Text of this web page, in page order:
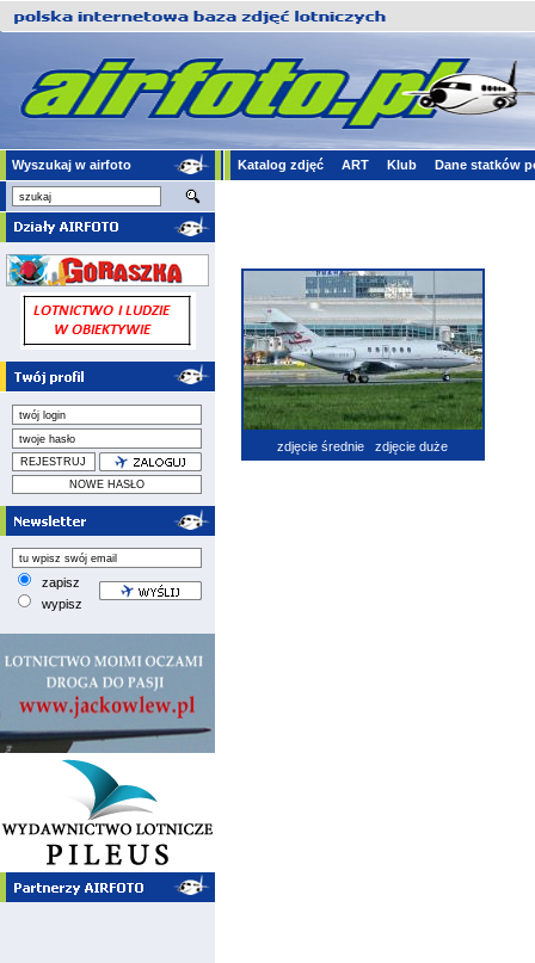
Wyszukaj w airfoto Katalog zdjęć ART Klub Dane statków
zapisz
wypisz
zdjęcie średnie zdjęcie duże